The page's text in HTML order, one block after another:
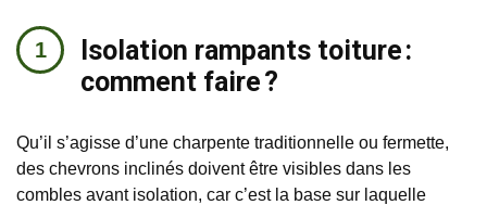
Isolation rampants toiture :
comment faire ?
Qu’il s’agisse d’une charpente traditionnelle ou fermette,
des chevrons inclinés doivent être visibles dans les
combles avant isolation, car c’est la base sur laquelle